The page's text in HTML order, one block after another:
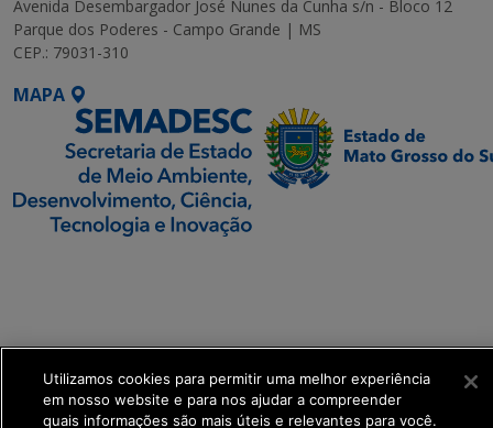
Avenida Desembargador José Nunes da Cunha s/n - Bloco 12
Parque dos Poderes - Campo Grande | MS
CEP.: 79031-310
MAPA
get_footer();
Utilizamos cookies para permitir uma melhor experiência
em nosso website e para nos ajudar a compreender
quais informações são mais úteis e relevantes para você.